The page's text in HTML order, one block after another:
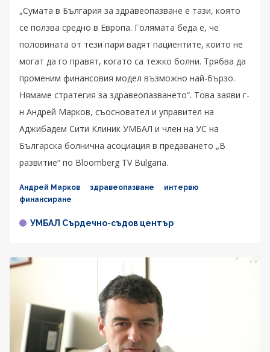
„Сумата в България за здравеопазване е тази, която
се ползва средно в Европа. Голямата беда е, че
половината от тези пари вадят пациентите, които не
могат да го правят, когато са тежко болни. Трябва да
променим финансовия модел възможно най-бързо.
Нямаме стратегия за здравеопазването“. Това заяви г-
н Андрей Марков, съосновател и управител на
Аджибадем Сити Клиник УМБАЛ и член на УС на
Българска болнична асоциация в предаването „В
развитие“ по Bloomberg TV Bulgaria.
Андрей Марков здравеопазване
интервю
финансиране
УМБАЛ Сърдечно-съдов център